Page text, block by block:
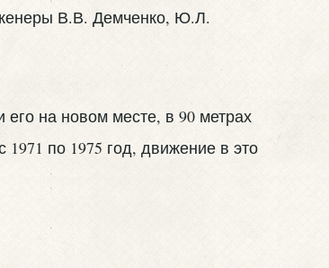
В.В. Демченко, Ю.Л.
на новом месте, в 90 метрах
по 1975 год, движение в это